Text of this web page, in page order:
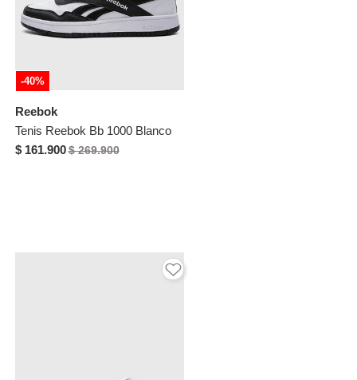
-40%
Reebok
Tenis Reebok Bb 1000 Blanco
$ 161.900$ 269.900